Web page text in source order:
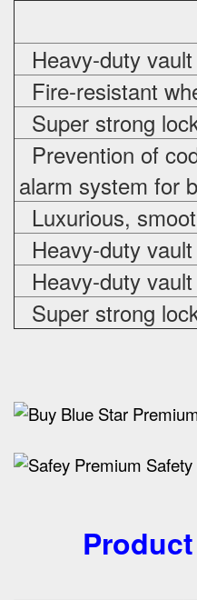
Heavy-duty
Fire-resistant
Super strong
Prevention of
alarm system for
Luxurious,
Heavy-duty
Heavy-duty
Super strong